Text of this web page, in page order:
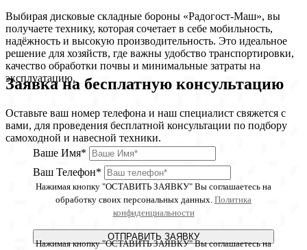
Выбирая дисковые складные бороны «Радогост-Маш», вы
получаете технику, которая сочетает в себе мобильность,
надёжность и высокую производительность. Это идеальное
решение для хозяйств, где важны удобство транспортировки,
качество обработки почвы и минимальные затраты на
эксплуатацию.
Заявка на бесплатную консультацию
Оставьте ваш номер телефона и наш специалист свяжется с
вами, для проведения бесплатной консультации по подбору
самоходной и навесной техники.
Ваше Имя*
Ваш Телефон*
Нажимая кнопку "ОСТАВИТЬ ЗАЯВКУ" Вы соглашаетесь на
обработку своих персональных данных. Политика
конфиденциальности
ОТПРАВИТЬ ЗАЯВКУ
Нажимая кнопку "ОСТАВИТЬ ЗАЯВКУ" Вы соглашаетесь на